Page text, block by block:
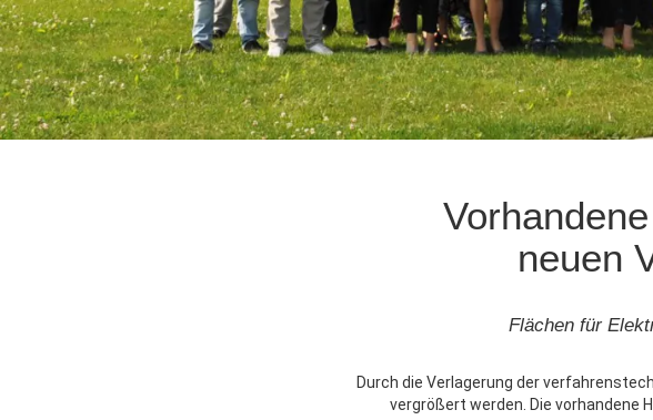
neuen
Flächen für
Durch die Verlagerung der
vergrößert werden. Die vorhandene